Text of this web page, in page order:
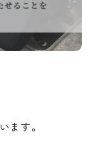
ます。